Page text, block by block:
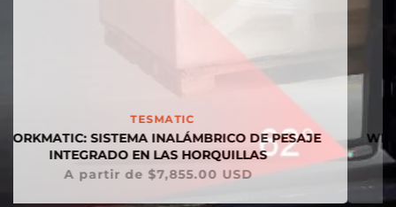
TESMATIC
WEIGHMATIC: SISTEMA MÓVIL DE PESAJE DE ALTA
CALIDAD Y GRAN PRECISIÓN
Precio habitual
$3,637.00 USD